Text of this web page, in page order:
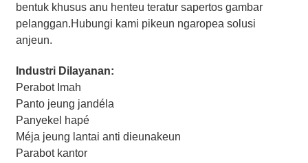
bentuk khusus anu henteu teratur sapertos gambar
pelanggan.Hubungi kami pikeun ngaropea solusi
anjeun.
Industri Dilayanan:
Perabot Imah
Panto jeung jandéla
Panyekel hapé
Méja jeung lantai anti dieunakeun
Parabot kantor